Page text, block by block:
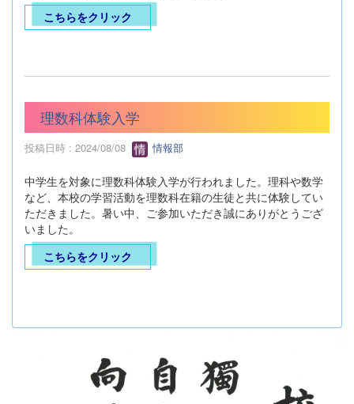
こちらをクリック
理数科体験入学
投稿日時 : 2024/08/08 情報部
中学生を対象に理数科体験入学が行われました。理科や数学
など、本校の学習活動を理数科在籍の生徒と共に体験してい
ただきました。暑い中、ご参加いただき誠にありがとうござ
いました。
こちらをクリック